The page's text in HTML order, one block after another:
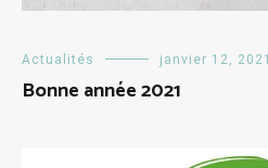
Actualités janvier 12, 2021
Bonne année 2021